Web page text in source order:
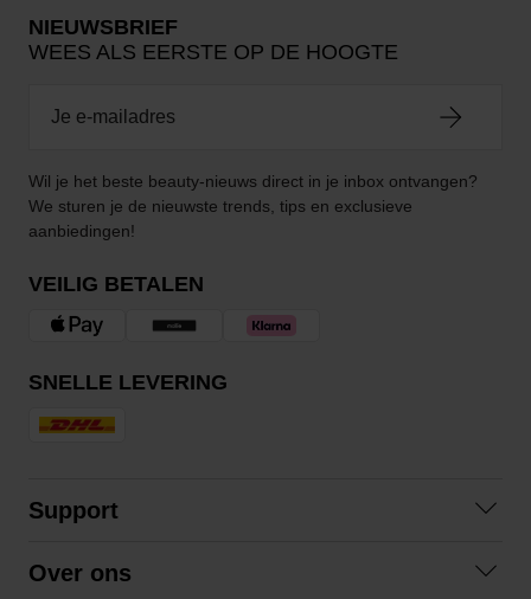
NIEUWSBRIEF
WEES ALS EERSTE OP DE HOOGTE
Wil je het beste beauty-nieuws direct in je inbox ontvangen?
We sturen je de nieuwste trends, tips en exclusieve
aanbiedingen!
VEILIG BETALEN
SNELLE LEVERING
Support
Over ons